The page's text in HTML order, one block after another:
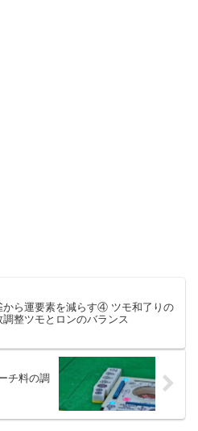
から運要素を減らす④ ツモ和了りの
調整ツモとロンのバランス
チ料の調